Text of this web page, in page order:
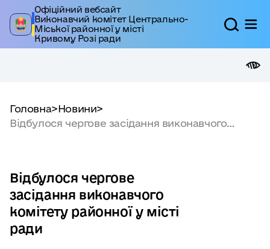
Офіційний вебсайт
Виконавчий комітет Центрально-
Міської районної у місті
Кривому Розі ради
Головна>Новини>
Відбулося чергове засідання виконавчого
Відбулося чергове
засідання виконавчого
комітету районної у місті
ради